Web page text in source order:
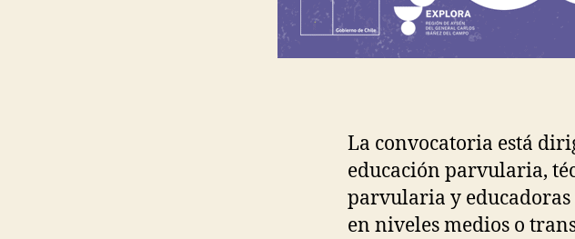
La convocatoria está
educación parvularia,
parvularia y educadoras
en niveles medios o